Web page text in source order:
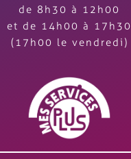
de 8h30 à 12h00
et de 14h00 à 17h30
(17h00 le vendredi)